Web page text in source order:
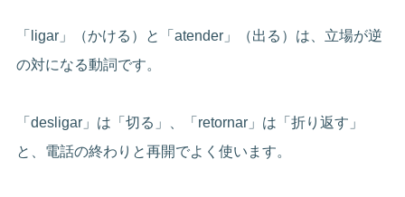
「ligar」（かける）と「atender」（出る）は、立場が逆
の対になる動詞です。
「desligar」は「切る」、「retornar」は「折り返す」
と、電話の終わりと再開でよく使います。